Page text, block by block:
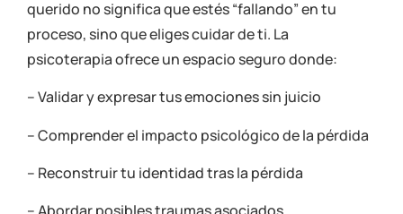
querido no significa que estés “fallando” en tu
proceso, sino que eliges cuidar de ti. La
psicoterapia ofrece un espacio seguro donde:
– Validar y expresar tus emociones sin juicio
– Comprender el impacto psicológico de la pérdida
– Reconstruir tu identidad tras la pérdida